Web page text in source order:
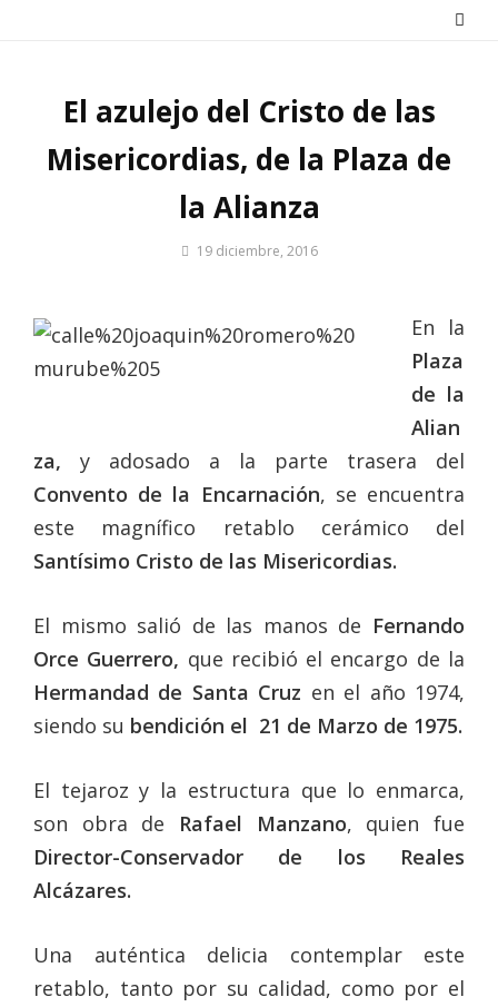
El azulejo del Cristo de las
Misericordias, de la Plaza de
la Alianza
Por19 diciembre, 2016
En la
Plaza
de la
Alian
za, y adosado a la parte trasera del
Convento de la Encarnación, se encuentra
este magnífico retablo cerámico del
Santísimo Cristo de las Misericordias.
El mismo salió de las manos de Fernando
Orce Guerrero, que recibió el encargo de la
Hermandad de Santa Cruz en el año 1974,
siendo su bendición el 21 de Marzo de 1975.
El tejaroz y la estructura que lo enmarca,
son obra de Rafael Manzano, quien fue
Director-Conservador de los Reales
Alcázares.
Una auténtica delicia contemplar este
retablo, tanto por su calidad, como por el